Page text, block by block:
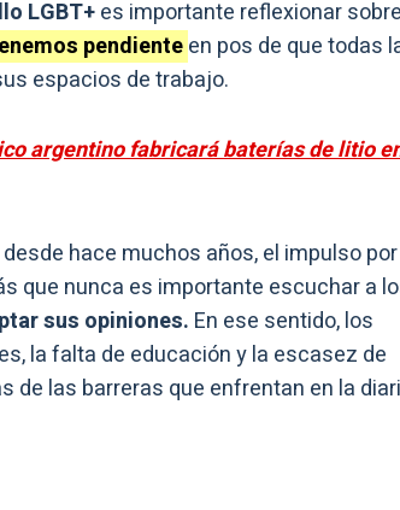
LGBT+es importante reflexionar
pendienteen pos de que todas
espacios de trabajo.
argentino fabricará baterías de litio
hace muchos años, el impulso
que nunca es importante escuchar a
sus opiniones. En ese sentido, los
la falta de educación y la escasez de
las barreras que enfrentan en la